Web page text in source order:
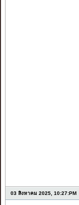
03 สิงหาคม 2025, 10:27:PM